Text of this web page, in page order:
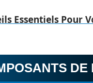
Essentiels Pour